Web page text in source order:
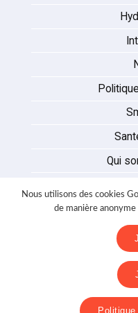
Qui
Nous utilisons des cookies
de manière